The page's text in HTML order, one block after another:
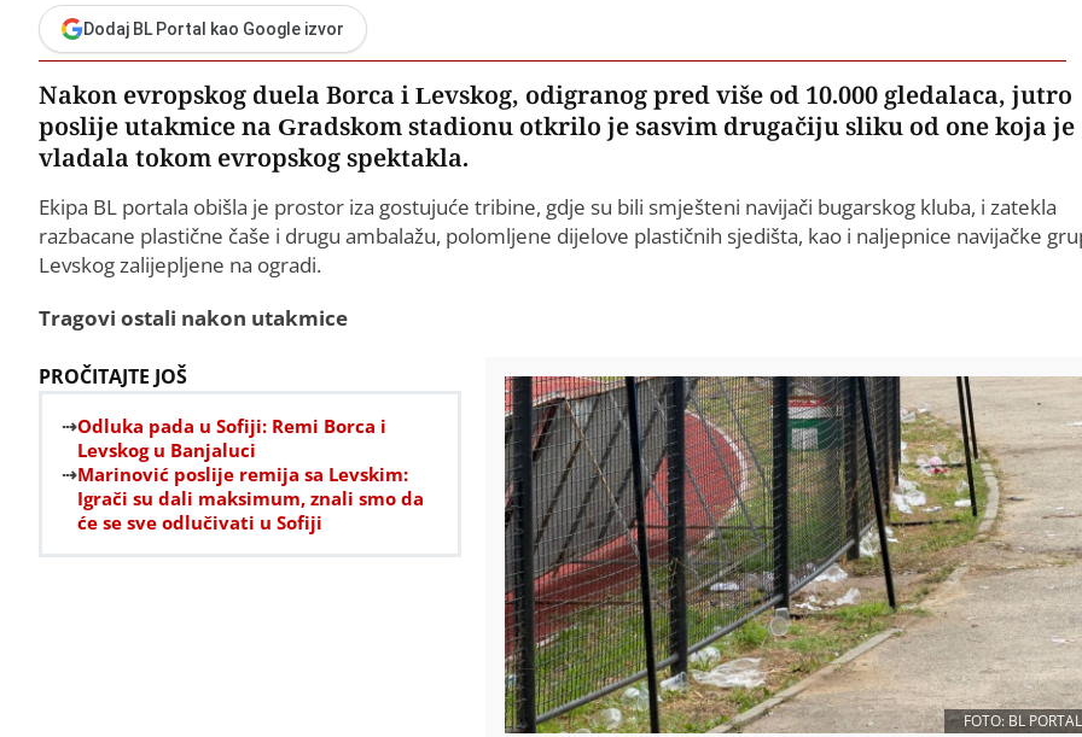
Dodaj BL Portal kao Google izvor
Nakon evropskog duela Borca i Levskog, odigranog pred više od 10.000 gledalaca, jutro
poslije utakmice na Gradskom stadionu otkrilo je sasvim drugačiju sliku od one koja je
vladala tokom evropskog spektakla.
Ekipa BL portala obišla je prostor iza gostujuće tribine, gdje su bili smješteni navijači bugarskog kluba, i zatekla
razbacane plastične čaše i drugu ambalažu, polomljene dijelove plastičnih sjedišta, kao i naljepnice navijačke
Levskog zalijepljene na ogradi.
Tragovi ostali nakon utakmice
PROČITAJTE JOŠ
Odluka pada u Sofiji: Remi Borca i
Levskog u Banjaluci
Marinović poslije remija sa Levskim:
Igrači su dali maksimum, znali smo da
će se sve odlučivati u Sofiji
FOTO: BL PORTAL